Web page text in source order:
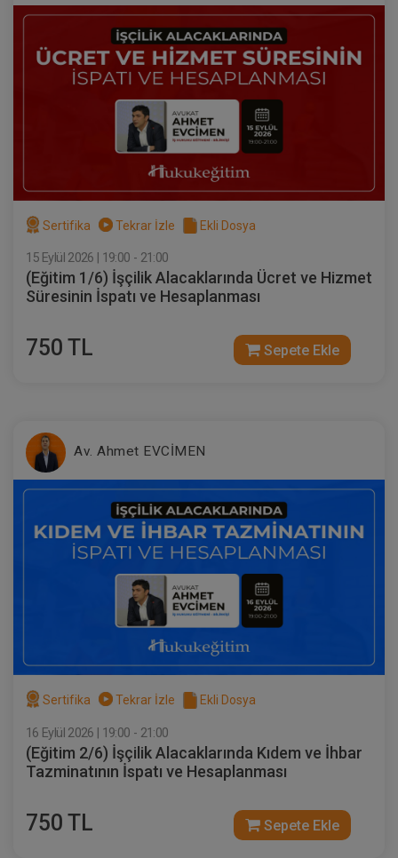
360 TL
Tüketici Hukuku Enstitüsü
Hukuku Kongresi - VIII. Oturum
Sepete Ekle
Tüketici Hukuku Enstitüsü
Borçların İfası ve İfa Edilmemesi - IV.
Borçlar Hukuku Kongresi - V. Oturum
360 TL Sepete Ekle
Tüketici Hukuku Enstitüsü
Sertifika Tekrar İzle Ekli Dosya
15 Eylül 2026 | 19:00 - 21:00
(Eğitim 1/6) İşçilik Alacaklarında Ücret ve Hizmet
Süresinin İspatı ve Hesaplanması
750 TL Sepete Ekle
Av. Ahmet EVCİMEN
Sertifika Tekrar İzle Ekli Dosya
16 Eylül 2026 | 19:00 - 21:00
(Eğitim 2/6) İşçilik Alacaklarında Kıdem ve İhbar
Tazminatının İspatı ve Hesaplanması
750 TL Sepete Ekle